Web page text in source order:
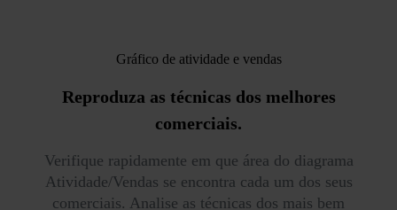
Gráfico de atividade e vendas
Reproduza as técnicas dos melhores
comerciais.
Verifique rapidamente em que área do diagrama
Atividade/Vendas se encontra cada um dos seus
comerciais. Analise as técnicas dos mais bem